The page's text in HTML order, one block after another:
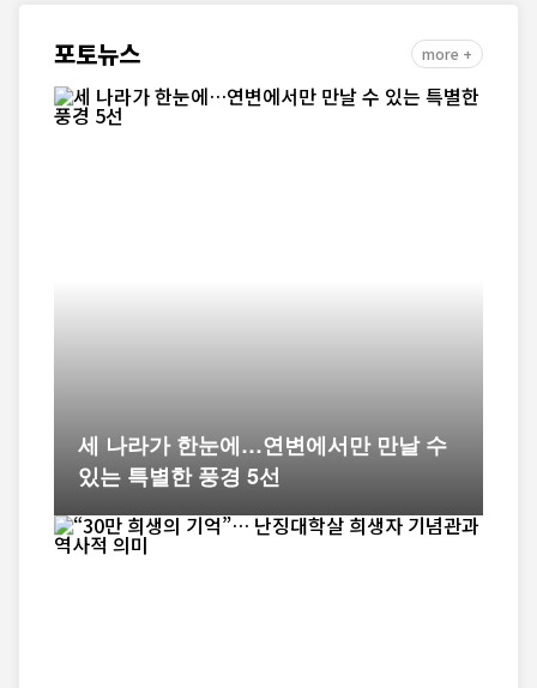
포토뉴스 more +
세 나라가 한눈에…연변에서만 만날 수
있는 특별한 풍경 5선